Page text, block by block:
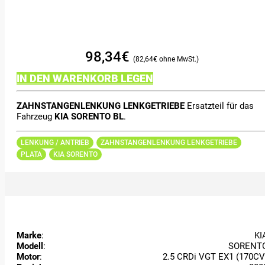
98,34€ 82,64€
IN DEN WARENKORB LEGEN
ZAHNSTANGENLENKUNG LENKGETRIEBEErsatzteil für das
Fahrzeug KIA SORENTO BL.
LENKUNG / ANTRIEB
ZAHNSTANGENLENKUNG LENKGETRIEBE
PLATA
KIA SORENTO
Marke:
Modell :
Motor:
2.5 CRDi VGT EX1